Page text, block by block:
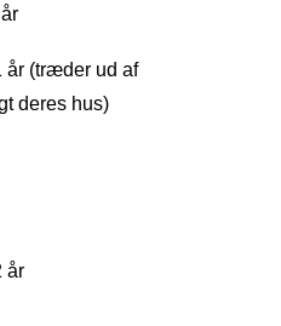
år (træder ud af
deres hus)
år